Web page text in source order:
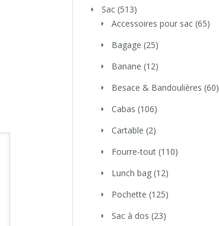
Sac (513)
Accessoires pour sac (65)
Bagage (25)
Banane (12)
Besace & Bandoulières (60)
Cabas (106)
Cartable (2)
Fourre-tout (110)
Lunch bag (12)
Pochette (125)
Sac à dos (23)